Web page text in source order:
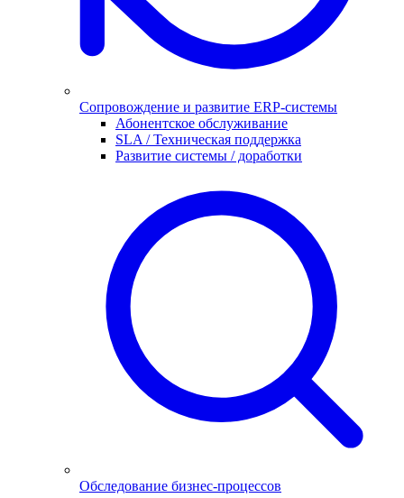
Сопровождение и развитие ERP-системы
Абонентское обслуживание
SLA / Техническая поддержка
Развитие системы / доработки
Обследование бизнес-процессов